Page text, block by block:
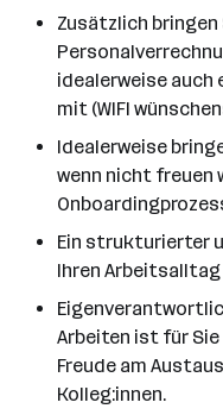
Zusätzlich
idealerweise
mit (WIFI
Idealerweise
wenn nicht freuen
Ein strukturierter
Ihren Arbeitsalltag
Arbeiten ist für
Freude am
Kolleg:innen.